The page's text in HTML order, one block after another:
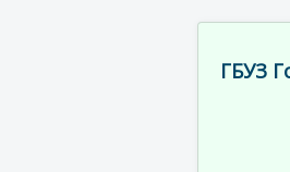
ГБУЗ